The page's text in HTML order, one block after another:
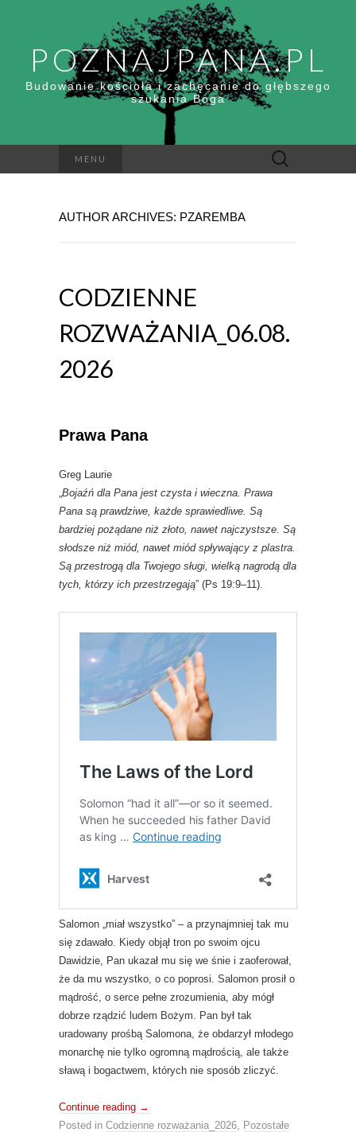
POZNAJPANA.PL
Budowanie kościoła i zachęcanie do głębszego
szukania Boga
MENU Szukaj:
AUTHOR ARCHIVES: PZAREMBA
CODZIENNE
ROZWAŻANIA_06.08.
2026
Prawa Pana
Greg Laurie
„Bojaźń dla Pana jest czysta i wieczna. Prawa
Pana są prawdziwe, każde sprawiedliwe. Są
bardziej pożądane niż złoto, nawet najczystsze. Są
słodsze niż miód, nawet miód spływający z plastra.
Są przestrogą dla Twojego sługi, wielką nagrodą dla
tych, którzy ich przestrzegają” (Ps 19:9–11).
Salomon „miał wszystko” – a przynajmniej tak mu
się zdawało. Kiedy objął tron ​​po swoim ojcu
Dawidzie, Pan ukazał mu się we śnie i zaoferował,
że da mu wszystko, o co poprosi. Salomon prosił o
mądrość, o serce pełne zrozumienia, aby mógł
dobrze rządzić ludem Bożym. Pan był tak
uradowany prośbą Salomona, że ​​obdarzył młodego
monarchę nie tylko ogromną mądrością, ale także
sławą i bogactwem, których nie sposób zliczyć.
Continue reading →
Posted in Codzienne rozważania_2026, Pozostałe